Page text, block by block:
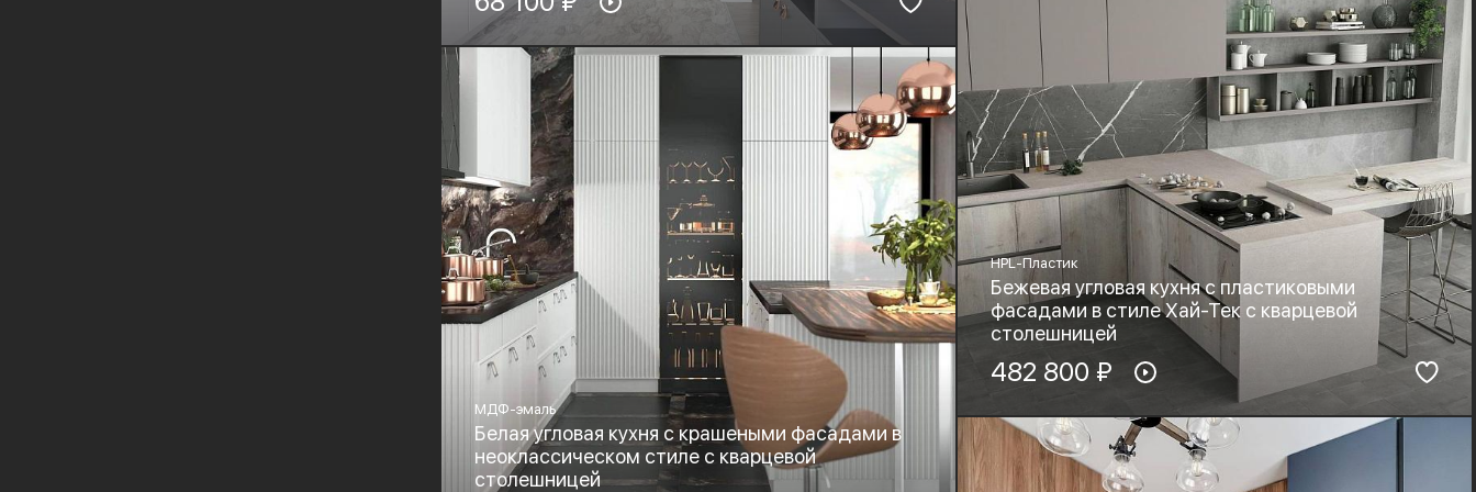
HPL-Пластик Листовой кварц
Фурнитура:
Boyard, Blum
Стиль:
HPL-Пластик
Бежевая угловая кухня с пластиковыми
фасадами в стиле Хай-Тек с кварцевой
столешницей
Материал фасадов:
HPL-Пластик
Материал столешницы:
Листовой кварц
Фурнитура:
Boyard, Blum
Стиль:
Хай-тек, Лофт
482 800 ₽
МДФ-эмаль
Белая угловая кухня с крашеными фасадами в
неоклассическом стиле с кварцевой
столешницей